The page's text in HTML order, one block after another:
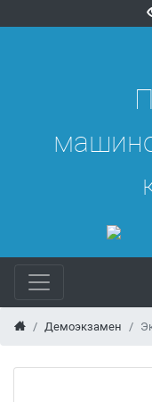
Демоэкзамен